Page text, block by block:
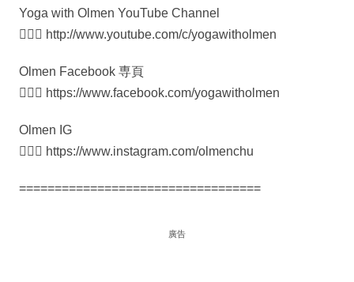
Yoga with Olmen YouTube Channel
🧘🏻‍♀️ http://www.youtube.com/c/yogawitholmen​
Olmen Facebook 専頁
🧘🏻‍♀️ https://www.facebook.com/yogawitholmen​
Olmen IG
🧘🏻‍♀️ https://www.instagram.com/olmenchu​
==================================
廣告